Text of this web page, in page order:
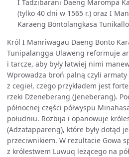
I Tadżibarani Daeng Marompa
(tylko 40 dni w 1565 r.) oraz I
Karaeng Bontolangkasa
Król I Manriwagau Daeng Bonto
Tunipalangga Ulaweng reformuje
i tarcze, aby były łatwiej nimi
Wprowadza broń palną czyli
z cegieł, czego przykładem jest
rzeki Dżeneberang (Jeneberang).
północnej części półwyspu
południu. Rozbija i opanowuje
(Adżatappareng), które były dotąd
przeciwnikiem. W rezultacie Gowa
z królestwem Luwuq leżącego na